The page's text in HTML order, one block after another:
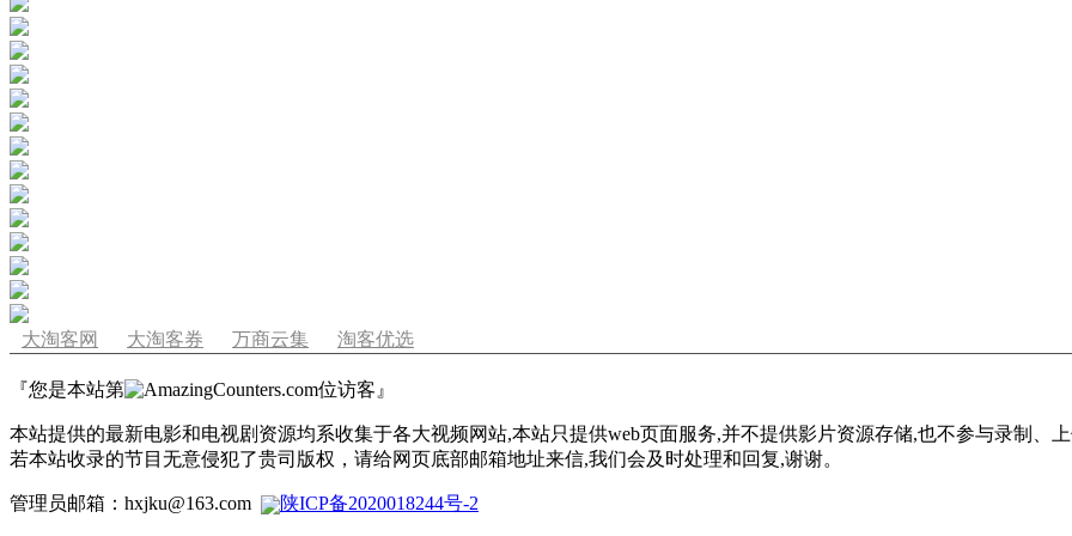
大淘客网 大淘客券 万商云集 淘客优选
『您是本站第 位访客』
本站提供的最新电影和电视剧资源均系收集于各大视频网站,本站只提供web页面服务,并不提供影片资源存储,也不参与录制、
若本站收录的节目无意侵犯了贵司版权，请给网页底部邮箱地址来信,我们会及时处理和回复,谢谢。
管理员邮箱：hxjku@163.com 陕ICP备2020018244号-2